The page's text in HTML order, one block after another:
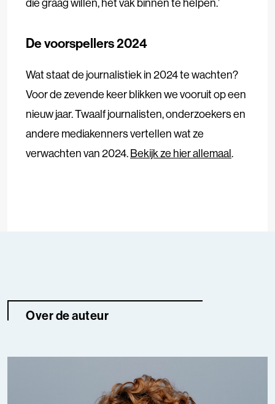
De voorspellers 2024
Wat staat de journalistiek in 2024 te wachten?
Voor de zevende keer blikken we vooruit op een
nieuw jaar. Twaalf journalisten, onderzoekers en
andere mediakenners vertellen wat ze
verwachten van 2024.Bekijk ze hier allemaal.
Over de auteur